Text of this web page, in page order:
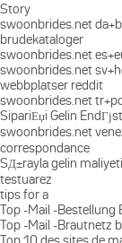
Story
swoonbrides.net
brudekataloger
swoonbrides.net
swoonbrides.net
webbplatser reddit
swoonbrides.net
SipariЕџi Gelin
swoonbrides.net
correspondance
SД±rayla gelin maliyeti
testuarez
tips for a
Top -Mail -Bestellung
Top -Mail -Brautnetz
Top 10 des sites de